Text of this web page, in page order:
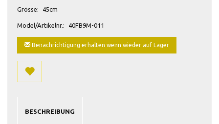
Grösse: 45cm
Model/Artikelnr.: 40FB9M-011
Benachrichtigung erhalten wenn wieder auf Lager
BESCHREIBUNG